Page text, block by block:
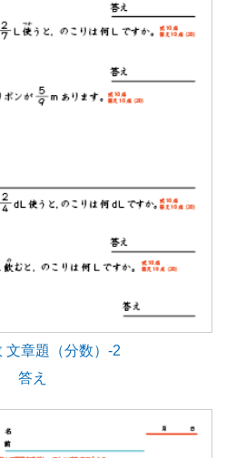
文章題（分数）-2
答え